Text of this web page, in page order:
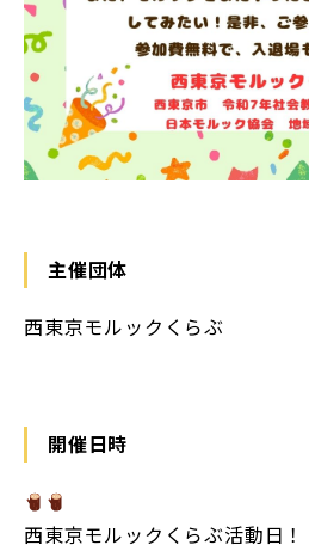
主催団体
⻄東京モルックくらぶ
開催日時
西東京モルックくらぶ活動日！